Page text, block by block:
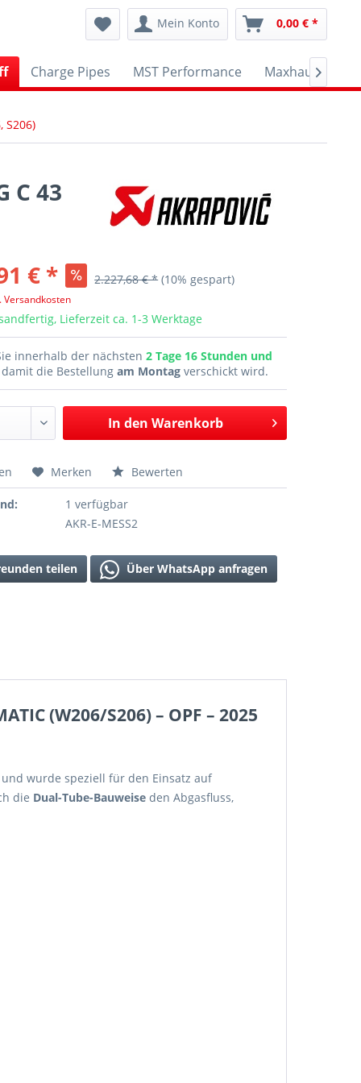
Mein Konto 0,00 € *
Charge Pipes MST Performance Maxhaust

S206)
C 43
€ * 2.227,68 € * (10% gespart)
Versandkosten
Lieferzeit ca. 1-3 Werktage
innerhalb der nächsten2 Tage 16 Stunden und
damit die Bestellungam Montag verschickt wird.
In den Warenkorb
Merken Bewerten
1 verfügbar
AKR-E-MESS2
teilen Über WhatsApp anfragen
(W206/S206) – OPF – 2025
und wurde speziell für den Einsatz auf
die Dual-Tube-Bauweise den Abgasfluss,